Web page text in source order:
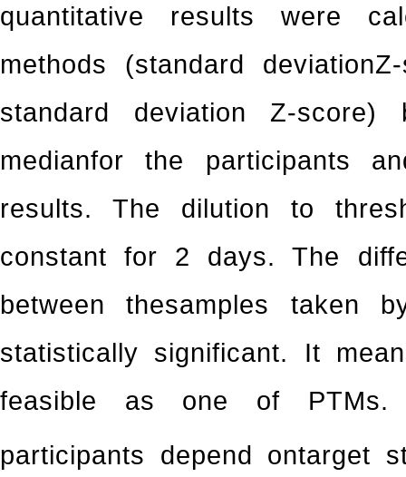
quantitative results were
methods (standard
standard deviation Z-
medianfor the participants
results. The dilution to
constant for 2 days. The
between thesamples taken
statistically significant. It
feasible as one of PTMs.
participants depend ontarget